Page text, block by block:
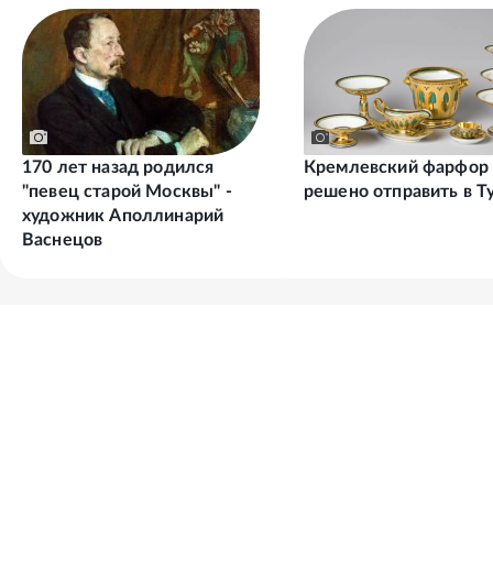
170 лет назад родился
"певец старой Москвы" -
художник Аполлинарий
Васнецов
Кремлевский фарфор
решено отправить в